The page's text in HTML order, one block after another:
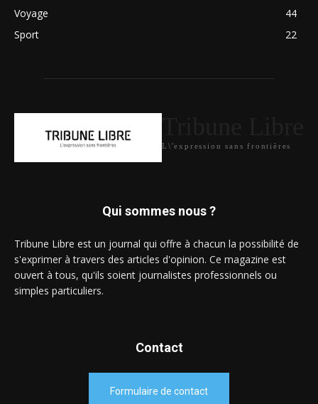
Voyage
44
Sport
22
L\'expression sans frontières
Qui sommes nous ?
Tribune Libre est un journal qui offre à chacun la possibilité de
s'exprimer à travers des articles d'opinion. Ce magazine est
ouvert à tous, qu'ils soient journalistes professionnels ou
simples particuliers.
Contact
Formulaire de contact